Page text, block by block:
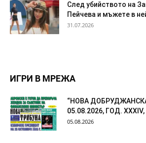
След убийството на
Пейчева и мъжете в
31.07.2026
ИГРИ В МРЕЖА
“НОВА
05.08.2026, ГОД.
05.08.2026